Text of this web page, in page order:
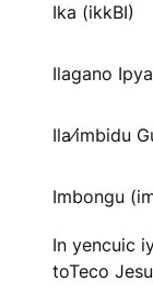
Ika (ikkBI)
Ilagano
Ila⁄imbidu
Imbongu
In yencuic
toTeco